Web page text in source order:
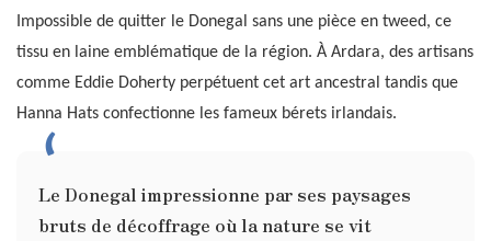
Impossible de quitter le Donegal sans une pièce en tweed, ce
tissu en laine emblématique de la région. À Ardara, des artisans
comme Eddie Doherty perpétuent cet art ancestral tandis que
Hanna Hats confectionne les fameux bérets irlandais.
Le Donegal impressionne par ses paysages
bruts de décoffrage où la nature se vit